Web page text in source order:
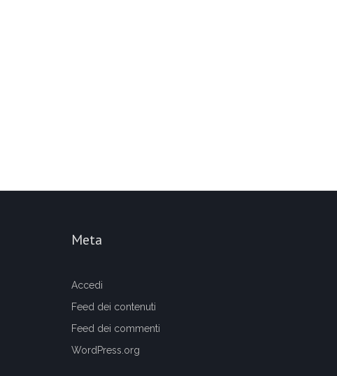
Meta
Accedi
Feed dei contenuti
Feed dei commenti
WordPress.org